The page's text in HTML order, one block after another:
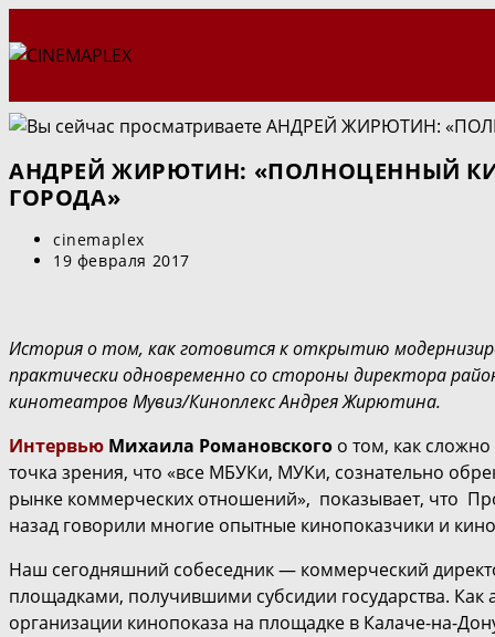
к
АНДРЕЙ ЖИРЮТИН: «ПОЛНОЦЕННЫЙ
ГОРОДА»
Автор
записи:
cinemaplex
Запись
19 февраля 2017
История о том, как готовится к открытию
практически одновременно со стороны директора
кинотеатров Мувиз/Киноплекс Андрея Жирютина.
Интервью Михаила Романовского о том, как
точка зрения, что «все МБУКи, МУКи, сознательно
рынке коммерческих отношений», показывает, что
назад говорили многие опытные кинопоказчики и
Наш сегодняшний собеседник — коммерческий
площадками, получившими субсидии государства.
организации кинопоказа на площадке в Калаче-на-